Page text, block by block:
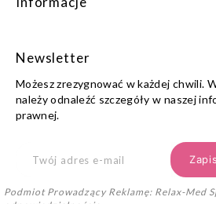
Newsletter
Możesz zrezygnować w każdej chwili.
należy odnaleźć szczegóły w naszej
prawnej.
Podmiot Prowadzący Reklamę: Relax-Med